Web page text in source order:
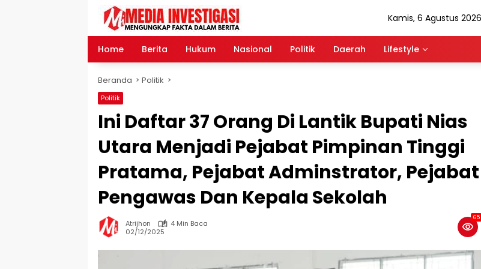
Kamis, 6 Agustus 2026
Home Berita Hukum Nasional Politik Daerah Lifestyle
Beranda Politik
Politik
Ini Daftar 37 Orang Di Lantik Bupati Nias
Utara Menjadi Pejabat Pimpinan Tinggi
Pratama, Pejabat Adminstrator, Pejabat
Pengawas Dan Kepala Sekolah
Atrijhon
4 Min Baca
02/12/2025
65